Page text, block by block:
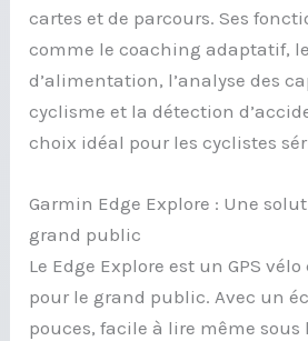
cartes et de parcours. Ses
comme le coaching adaptatif,
d’alimentation, l’analyse des
cyclisme et la détection
choix idéal pour les cyclistes
Garmin Edge Explore : Une
grand public
Le Edge Explore est un GPS
pour le grand public. Avec un
pouces, facile à lire même sous